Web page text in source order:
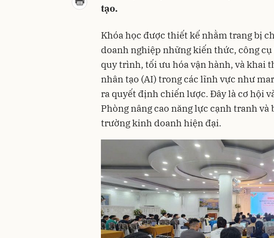
tạo.
Khóa học được thiết kế nhằm trang bị
doanh nghiệp những kiến thức, công
quy trình, tối ưu hóa vận hành, và khai
nhân tạo (AI) trong các lĩnh vực như
ra quyết định chiến lược. Đây là cơ hội
Phòng nâng cao năng lực cạnh tranh
trường kinh doanh hiện đại.